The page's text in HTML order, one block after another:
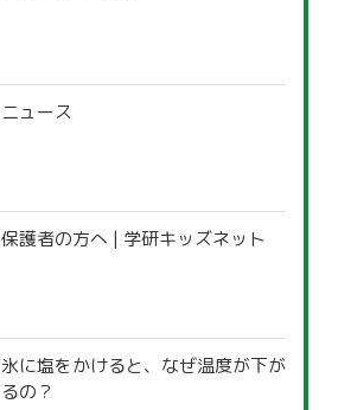
ニュース
保護者の方へ | 学研キッズネット
氷に塩をかけると、なぜ温度が下が
るの？